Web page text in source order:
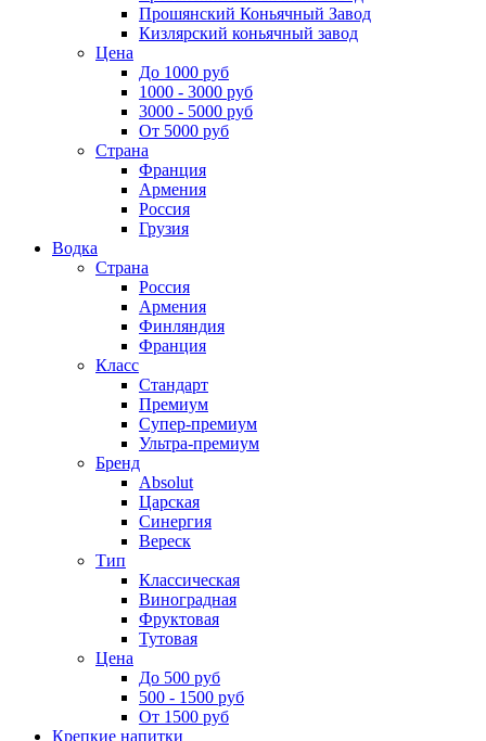
Прошянский Коньячный Завод
Кизлярский коньячный завод
Цена
До 1000 руб
1000 - 3000 руб
3000 - 5000 руб
От 5000 руб
Страна
Франция
Армения
Россия
Грузия
Водка
Страна
Россия
Армения
Финляндия
Франция
Класс
Стандарт
Премиум
Супер-премиум
Ультра-премиум
Бренд
Absolut
Царская
Синергия
Вереск
Тип
Классическая
Виноградная
Фруктовая
Тутовая
Цена
До 500 руб
500 - 1500 руб
От 1500 руб
Крепкие напитки